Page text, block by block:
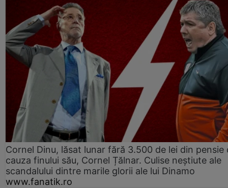
Cornel Dinu, lăsat lunar fără 3.500 de lei din pensie
cauza finului său, Cornel Țălnar. Culise neștiute ale
scandalului dintre marile glorii ale lui Dinamo
www.fanatik.ro